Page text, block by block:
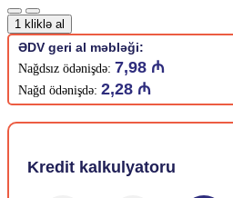
1 kliklə al
ƏDV geri al məbləği:
Nağdsız ödənişdə: 7,98 ₼
Nağd ödənişdə: 2,28 ₼
Kredit kalkulyatoru